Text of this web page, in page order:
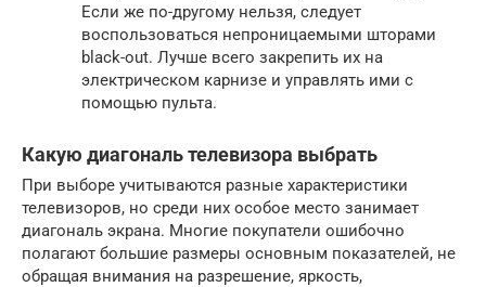
Если же по-другому нельзя, следует
воспользоваться непроницаемыми шторами
black-out. Лучше всего закрепить их на
электрическом карнизе и управлять ими с
помощью пульта.
Какую диагональ телевизора выбрать
При выборе учитываются разные характеристики
телевизоров, но среди них особое место занимает
диагональ экрана. Многие покупатели ошибочно
полагают большие размеры основным показателей, не
обращая внимания на разрешение, яркость,